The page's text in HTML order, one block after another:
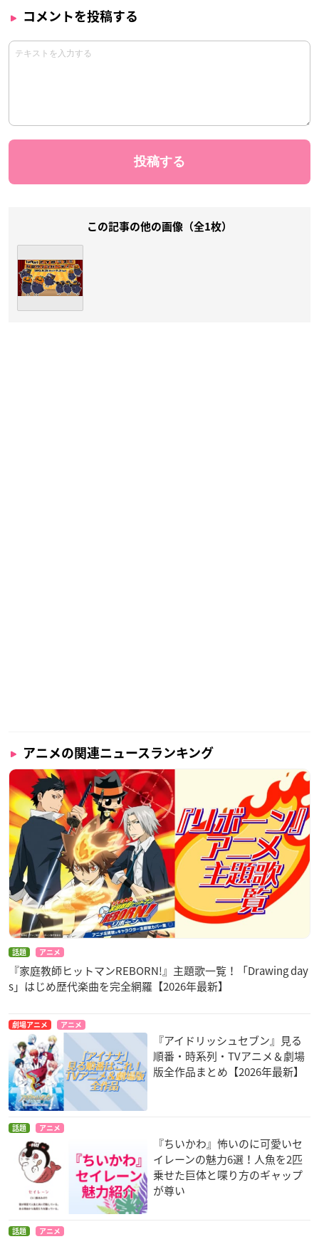
コメントを投稿する
この記事の他の画像（全1枚）
アニメの関連ニュースランキング
話題 アニメ
『家庭教師ヒットマンREBORN!』主題歌一覧！「Drawing day
s」はじめ歴代楽曲を完全網羅【2026年最新】
劇場アニメ アニメ
『アイドリッシュセブン』見る
順番・時系列・TVアニメ＆劇場
版全作品まとめ【2026年最新】
話題 アニメ
『ちいかわ』怖いのに可愛いセ
イレーンの魅力6選！人魚を2匹
乗せた巨体と喋り方のギャップ
が尊い
話題 アニメ